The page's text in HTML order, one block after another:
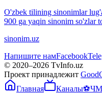
O'zbek tilining sinonimlar
900 ga yaqin sinonim so'zlar
sinonim.uz
Напишите намFacebook
© 2020–2026 TvInfo.uz
Проект принадлежит
Главная
Каналы⚽ЧМ